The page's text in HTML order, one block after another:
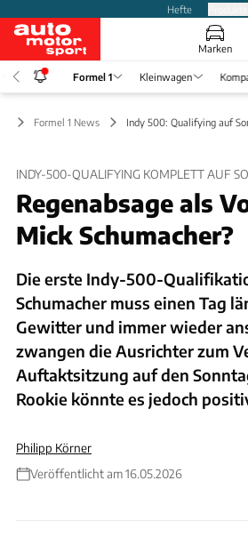
Hefte
Marken
Formel 1 Kleinwagen
Formel 1 News Indy 500: Qualifying auf
INDY-500-QUALIFYING KOMPLETT AUF
Regenabsage als
Mick Schumacher?
Die erste Indy-500-
Schumacher muss einen Tag
Gewitter und immer wieder
zwangen die Ausrichter zum
Auftaktsitzung auf den
Rookie könnte es jedoch
Philipp Körner
Veröffentlicht am 16.05.2026